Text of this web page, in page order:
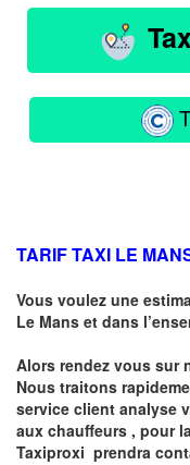
TARIF TAXI LE
Vous voulez une
Le Mans et dans
Alors rendez vous sur
Nous traitons
service client analyse
aux chauffeurs , pour
Taxiproxi prendra